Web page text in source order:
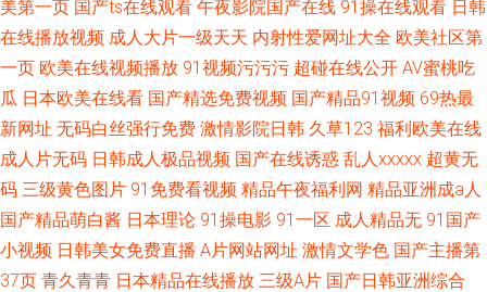
美第一页 国产ts在线观看 午夜影院国产在线 91操在线观看 日韩
在线播放视频 成人大片一级天天 内射性爱网址大全 欧美社区第
一页 欧美在线视频播放 91视频污污污 超碰在线公开 AV蜜桃吃
瓜 日本欧美在线看 国产精选免费视频 国产精品91视频 69热最
新网址 无码白丝强行免费 激情影院日韩 久草123 福利欧美在线
成人片无码 日韩成人极品视频 国产在线诱惑 乱人xxxxx 超黄无
码 三级黄色图片 91免费看视频 精品午夜福利网 精品亚洲成a人
国产精品萌白酱 日本理论 91操电影 91一区 成人精品无 91国产
小视频 日韩美女免费直播 A片网站网址 激情文学色 国产主播第
37页 青久青青 日本精品在线播放 三级A片 国产日韩亚洲综合